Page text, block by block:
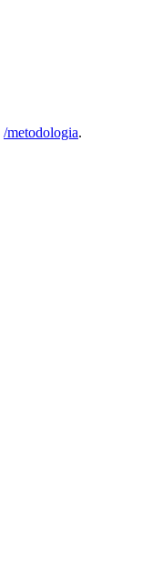
/metodologia.